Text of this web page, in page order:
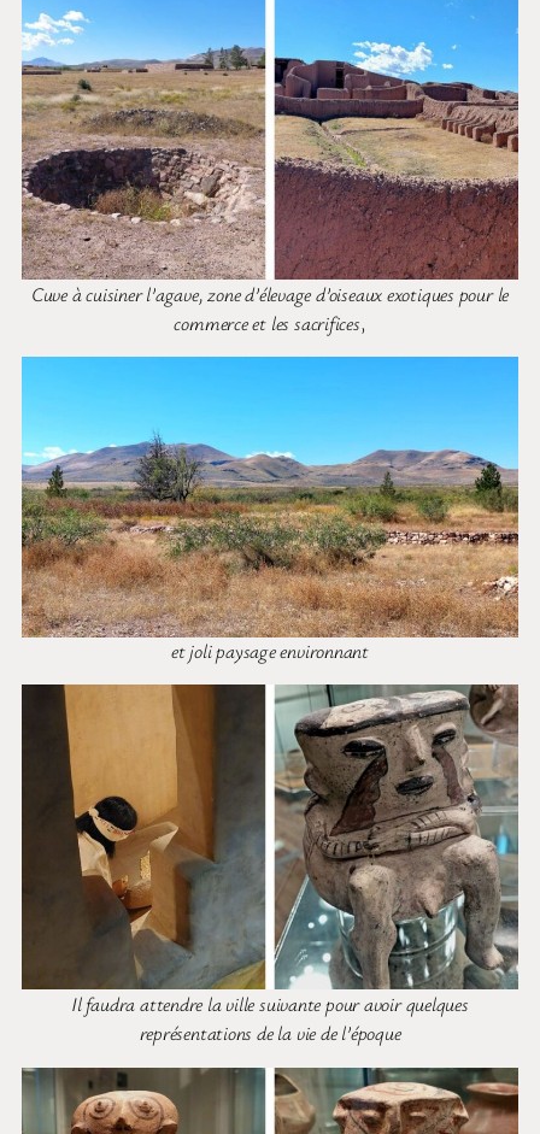
Cuve à cuisiner l’agave, zone d’élevage d’oiseaux exotiques pour le
commerce et les sacrifices,
et joli paysage environnant
Il faudra attendre la ville suivante pour avoir quelques
représentations de la vie de l’époque